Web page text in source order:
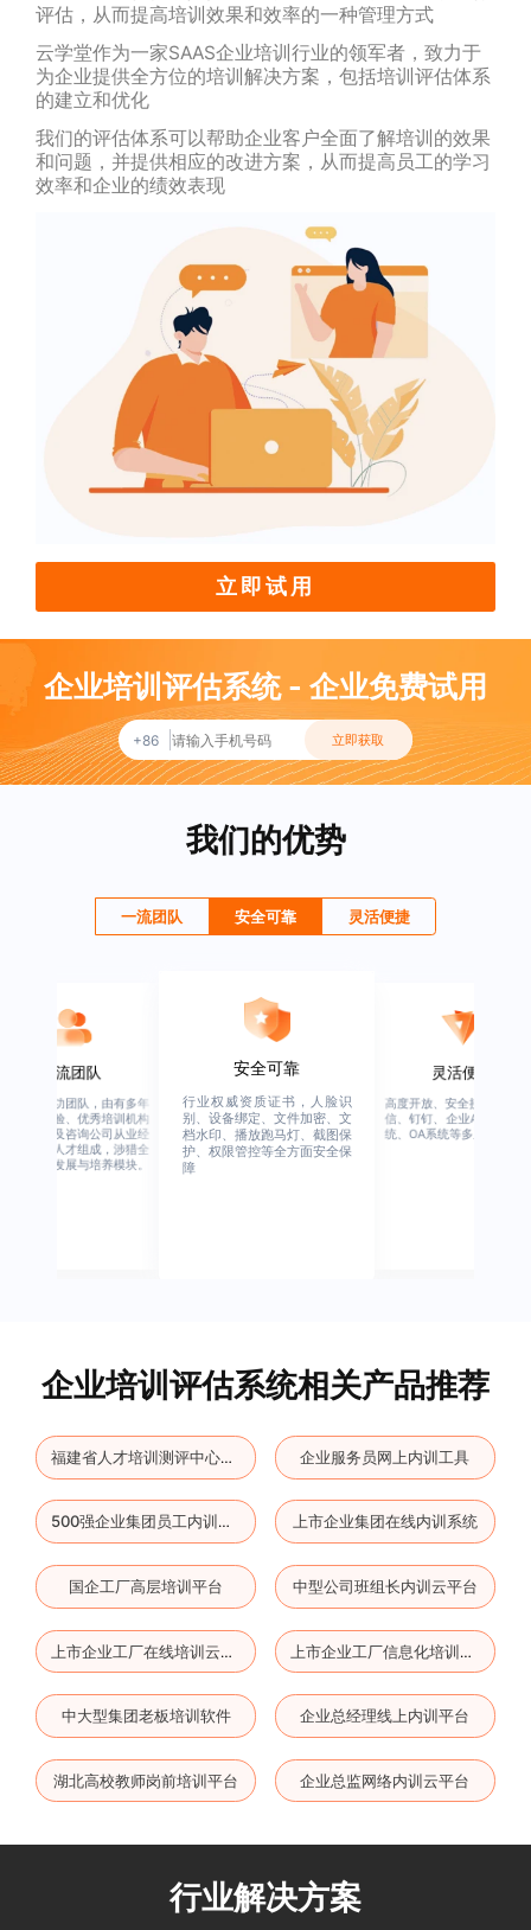
评估，从而提高培训效果和效率的一种管理方式
云学堂作为一家SAAS企业培训行业的领军者，致力于
为企业提供全方位的培训解决方案，包括培训评估体系
的建立和优化
我们的评估体系可以帮助企业客户全面了解培训的效果
和问题，并提供相应的改进方案，从而提高员工的学习
效率和企业的绩效表现
立即试用
企业培训评估系统 - 企业免费试用
+86 立即获取
我们的优势
一流团队 安全可靠 灵活便捷
一流团队
星客户成功团队，由有多年
业从业经验、优秀培训机构
业经验，及咨询公司从业经
的全行业人才组成，涉猎全
业的人才发展与培养模块。
安全可靠
行业权威资质证书，人脸识
别、设备绑定、文件加密、文
档水印、播放跑马灯、截图保
护、权限管控等全方面安全保
障
灵活便捷
高度开放、安全接口、支持
信、钉钉、企业APP、HER
统、OA系统等多系统集成
企业培训评估系统相关产品推荐
福建省人才培训测评中心网络培训平台 企业服务员网上内训工具
500强企业集团员工内训工具 上市企业集团在线内训系统
国企工厂高层培训平台 中型公司班组长内训云平台
上市企业工厂在线培训云平台 上市企业工厂信息化培训云平台
中大型集团老板培训软件 企业总经理线上内训平台
湖北高校教师岗前培训平台 企业总监网络内训云平台
行业解决方案